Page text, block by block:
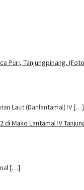
Laut (Danlantamal) IV […]
[…]